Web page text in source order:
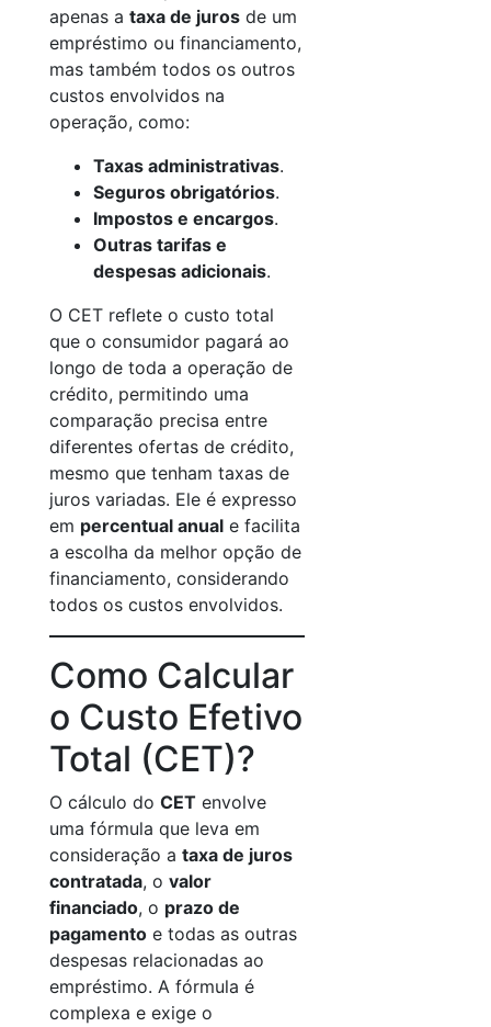
apenas a taxa de juros de um
empréstimo ou financiamento,
mas também todos os outros
custos envolvidos na
operação, como:
Taxas administrativas.
Seguros obrigatórios.
Impostos e encargos.
Outras tarifas e
despesas adicionais.
O CET reflete o custo total
que o consumidor pagará ao
longo de toda a operação de
crédito, permitindo uma
comparação precisa entre
diferentes ofertas de crédito,
mesmo que tenham taxas de
juros variadas. Ele é expresso
em percentual anual e facilita
a escolha da melhor opção de
financiamento, considerando
todos os custos envolvidos.
Como Calcular
o Custo Efetivo
Total (CET)?
O cálculo do CET envolve
uma fórmula que leva em
consideração a taxa de juros
contratada, o valor
financiado, o prazo de
pagamento e todas as outras
despesas relacionadas ao
empréstimo. A fórmula é
complexa e exige o